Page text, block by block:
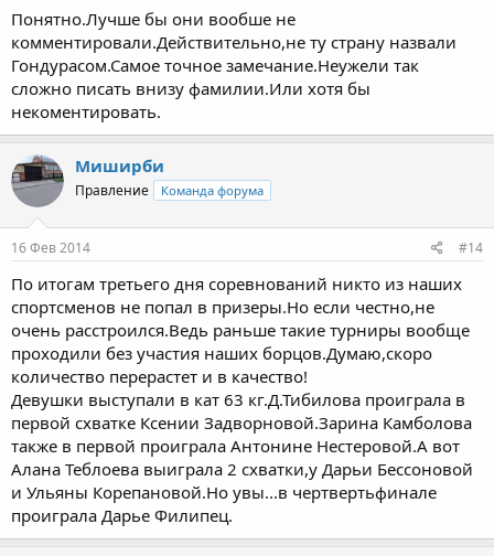
Понятно.Лучше бы они вообше не
комментировали.Действительно,не ту страну назвали
Гондурасом.Самое точное замечание.Неужели так
сложно писать внизу фамилии.Или хотя бы
некоментировать.
Миширби
Правление Команда форума
16 Фев 2014 #14
По итогам третьего дня соревнований никто из наших
спортсменов не попал в призеры.Но если честно,не
очень расстроился.Ведь раньше такие турниры вообще
проходили без участия наших борцов.Думаю,скоро
количество перерастет и в качество!
Девушки выступали в кат 63 кг.Д.Тибилова проиграла в
первой схватке Ксении Задворновой.Зарина Камболова
также в первой проиграла Антонине Нестеровой.А вот
Алана Теблоева выиграла 2 схватки,у Дарьи Бессоновой
и Ульяны Корепановой.Но увы...в чертвертьфинале
проиграла Дарье Филипец.